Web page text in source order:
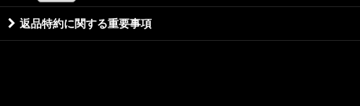
返品特約に関する重要事項